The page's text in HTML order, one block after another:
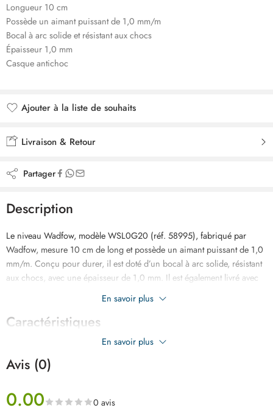
Longueur 10 cm
Possède un aimant puissant de 1,0 mm/m
Bocal à arc solide et résistant aux chocs
Épaisseur 1,0 mm
Casque antichoc
Ajouter à la liste de souhaits
Livraison & Retour
Partager
Description
Le niveau Wadfow, modèle WSL0G20 (réf. 58995), fabriqué par
Wadfow, mesure 10 cm de long et possède un aimant puissant de 1,0
mm/m. Conçu pour durer, il est doté d’un bocal à arc solide, résistant
aux chocs, avec une épaisseur de 1,0 mm. Il est également livré avec
un casque antichoc pour une protection accrue sur les chantiers.
En savoir plus
Caractéristiques
En savoir plus
Avis (0)
0.00 0 avis